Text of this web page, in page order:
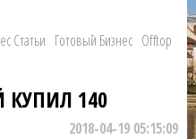
Статьи Готовый Бизнес Offtop
КУПИЛ 140
2018-04-19 05:15:09